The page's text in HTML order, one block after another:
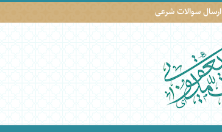
ارسال سوالات شرعی